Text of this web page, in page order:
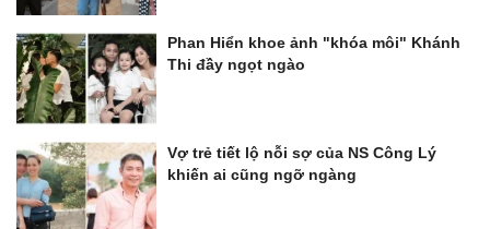
Phan Hiển khoe ảnh "khóa môi" Khánh
Thi đầy ngọt ngào
Vợ trẻ tiết lộ nỗi sợ của NS Công Lý
khiến ai cũng ngỡ ngàng